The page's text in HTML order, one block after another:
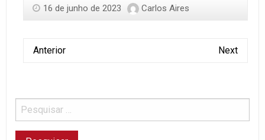
16 de junho de 2023 Carlos Aires
Anterior Next